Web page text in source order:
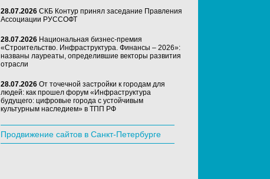
28.07.2026 СКБ Контур принял заседание Правления
Ассоциации РУССОФТ
28.07.2026 Национальная бизнес-премия
«Строительство. Инфраструктура. Финансы – 2026»:
названы лауреаты, определившие векторы развития
отрасли
28.07.2026 От точечной застройки к городам для
людей: как прошел форум «Инфраструктура
будущего: цифровые города с устойчивым
культурным наследием» в ТПП РФ
Продвижение сайтов в Санкт-Петербурге